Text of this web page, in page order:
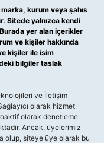
kurum veya şahıs
Sitede yalnızca kendi
Burada yer alan içerikler
ve kişiler hakkında
kişiler ile isim
bilgiler taslak
ve İletişim
olarak hizmet
olarak denetleme
Ancak, üyelerimiz
olup, siteye üye olarak bu